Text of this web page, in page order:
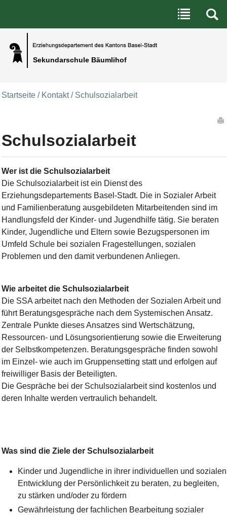
Sekundarschule Bäumlihof
Benutzerspezifische Werkzeuge
Direkt zum Inhalt|Direkt zur Navigation
Startseite / Kontakt / Schulsozialarbeit
Schulsozialarbeit
Wer ist die Schulsozialarbeit
Die Schulsozialarbeit ist ein Dienst des
Erziehungsdepartements Basel-Stadt. Die in Sozialer Arbeit
und Familienberatung ausgebildeten Mitarbeitenden sind im
Handlungsfeld der Kinder- und Jugendhilfe tätig. Sie beraten
Kinder, Jugendliche und Eltern sowie Bezugspersonen im
Umfeld Schule bei sozialen Fragestellungen, sozialen
Problemen und den damit verbundenen Anliegen.
Wie arbeitet die Schulsozialarbeit
Die SSA arbeitet nach den Methoden der Sozialen Arbeit und
führt Beratungsgespräche nach dem Systemischen Ansatz.
Zentrale Punkte dieses Ansatzes sind Wertschätzung,
Ressourcen- und Lösungsorientierung sowie die Erweiterung
der Selbstkompetenzen. Beratungsgespräche finden sowohl
im Einzel- wie auch im Gruppensetting statt und erfolgen auf
freiwilliger Basis der Beteiligten.
Die Gespräche bei der Schulsozialarbeit sind kostenlos und
deren Inhalte werden vertraulich behandelt.
Was sind die Ziele der Schulsozialarbeit
Kinder und Jugendliche in ihrer individuellen und sozialen
Entwicklung der Persönlichkeit zu beraten, zu begleiten,
zu stärken und/oder zu fördern
Gewährleistung der fachlichen Bearbeitung sozialer